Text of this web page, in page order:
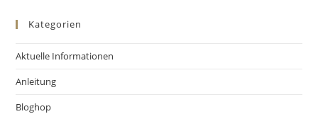
Kategorien
Aktuelle Informationen
Anleitung
Bloghop